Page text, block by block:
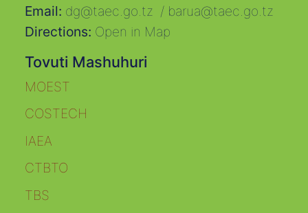
Email: dg@taec.go.tz / barua@taec.go.tz
Directions: Open in Map
Tovuti Mashuhuri
MOEST
COSTECH
IAEA
CTBTO
TBS